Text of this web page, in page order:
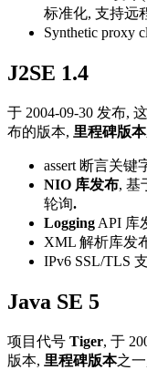
标准化, 支持远
Synthetic proxy
J2SE 1.4
于 2004-09-30 发布,
布的版本, 里程碑版本
assert 断言关键
NIO 库发布, 基
轮询.
Logging API 库
XML 解析库发
IPv6 SSL/TLS
Java SE 5
项目代号 Tiger, 于
版本, 里程碑版本之